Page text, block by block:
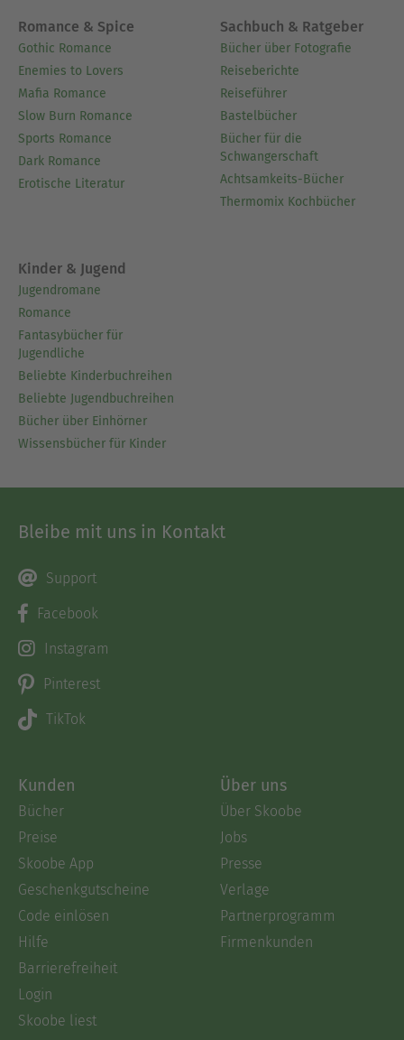
Romance & Spice
Gothic Romance
Enemies to Lovers
Mafia Romance
Slow Burn Romance
Sports Romance
Dark Romance
Erotische Literatur
Sachbuch & Ratgeber
Bücher über Fotografie
Reiseberichte
Reiseführer
Bastelbücher
Bücher für die
Schwangerschaft
Achtsamkeits-Bücher
Thermomix Kochbücher
Kinder & Jugend
Jugendromane
Romance
Fantasybücher für
Jugendliche
Beliebte Kinderbuchreihen
Beliebte Jugendbuchreihen
Bücher über Einhörner
Wissensbücher für Kinder
Bleibe mit uns in Kontakt
Support
Facebook
Instagram
Pinterest
TikTok
Kunden
Bücher
Preise
Skoobe App
Geschenkgutscheine
Code einlösen
Hilfe
Barrierefreiheit
Login
Skoobe liest
Über uns
Über Skoobe
Jobs
Presse
Verlage
Partnerprogramm
Firmenkunden